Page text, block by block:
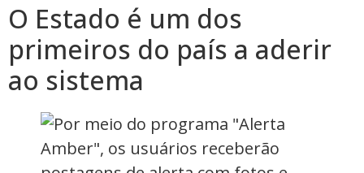
O Estado é um dos
primeiros do país a aderir
ao sistema